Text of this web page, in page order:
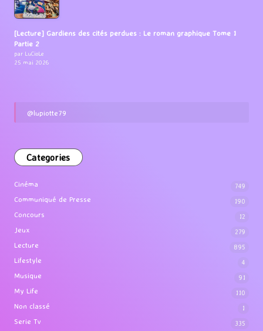
[Lecture] Gardiens des cités perdues : Le roman graphique Tome 1
Partie 2
par LuCioLe
25 mai 2026
@lupiotte79
Categories
Cinéma 749
Communiqué de Presse 190
Concours 12
Jeux 279
Lecture 895
Lifestyle 4
Musique 91
My Life 110
Non classé 1
Serie Tv 335